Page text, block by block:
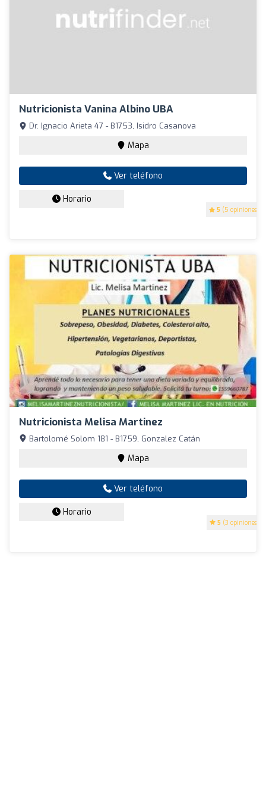
Nutricionista Vanina Albino UBA
5 (5 opiniones)
Dr. Ignacio Arieta 47 - B1753, Isidro Casanova
Mapa
Ver teléfono
Horario
Nutricionista Melisa Martinez
5 (3 opiniones)
Bartolomé Solom 181 - B1759, Gonzalez Catán
Mapa
Ver teléfono
Horario